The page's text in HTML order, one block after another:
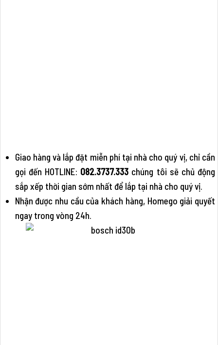
Giao hàng và lắp đặt miễn phí tại nhà cho quý vị, chỉ cần
gọi đến HOTLINE: 082.3737.333 chúng tôi sẽ chủ động
sắp xếp thời gian sớm nhất để lắp tại nhà cho quý vị.
Nhận được nhu cầu của khách hàng, Homego giải quyết
ngay trong vòng 24h.